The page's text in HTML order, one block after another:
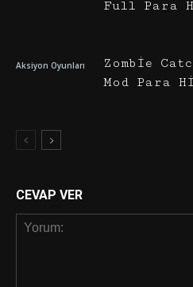
Full Para
Aksiyon Oyunları
Zombie
Mod Para
CEVAP VER